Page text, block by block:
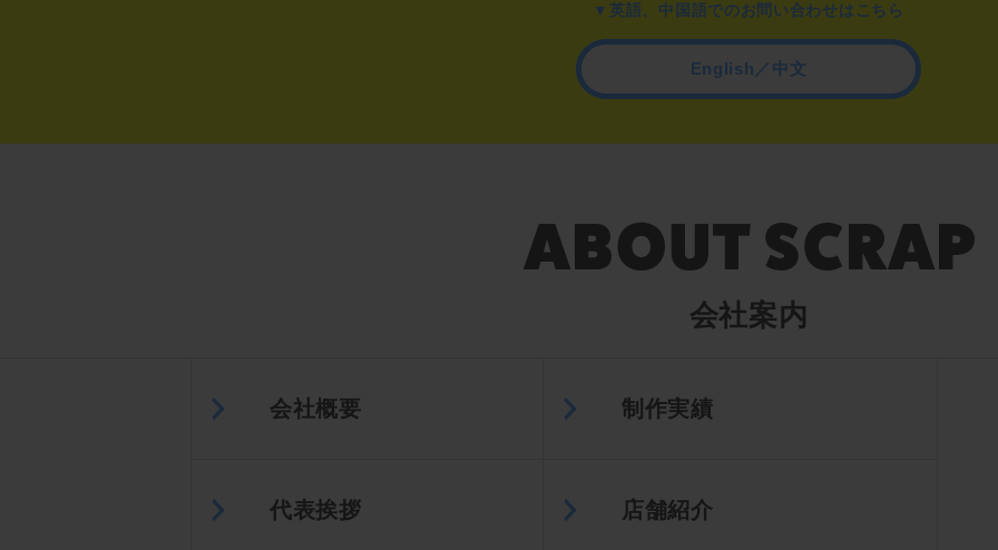
▼英語、中国語でのお問い合わせはこちら
English／中文
会社案内
会社概要 制作実績
代表挨拶 店舗紹介